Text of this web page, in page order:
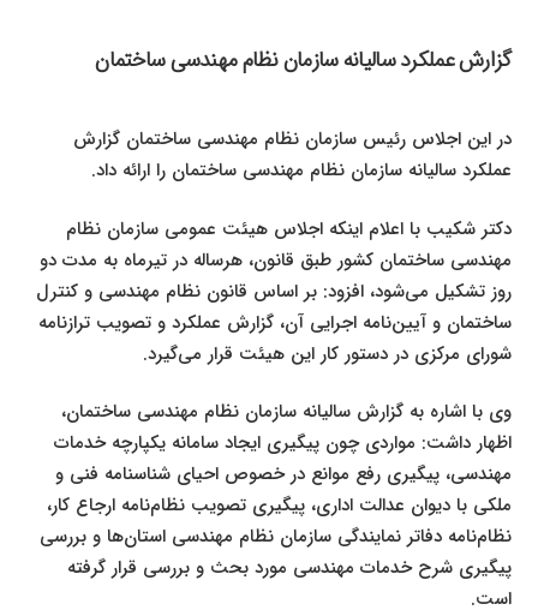
گزارش عملکرد سالیانه سازمان نظام مهندسی ساختمان
در این اجلاس رئیس سازمان نظام مهندسی ساختمان گزارش
عملکرد سالیانه سازمان نظام مهندسی ساختمان را ارائه داد.
دکتر شکیب با اعلام اینکه اجلاس هیئت عمومی سازمان نظام
مهندسی ساختمان کشور طبق قانون، هرساله در تیرماه به مدت دو
روز تشکیل می‌شود، افزود: بر اساس قانون نظام مهندسی و کنترل
ساختمان و آیین‌نامه اجرایی آن، گزارش عملکرد و تصویب ترازنامه
شورای مرکزی در دستور کار این هیئت قرار می‌گیرد.
وی با اشاره به گزارش سالیانه سازمان نظام مهندسی ساختمان،
اظهار داشت: مواردی چون پیگیری ایجاد سامانه یکپارچه خدمات
مهندسی، پیگیری رفع موانع در خصوص احیای شناسنامه فنی و
ملکی با دیوان عدالت اداری، پیگیری تصویب نظام‌نامه ارجاع کار،
نظام‌نامه دفاتر نمایندگی سازمان نظام مهندسی استان‌ها و بررسی
پیگیری شرح خدمات مهندسی مورد بحث و بررسی قرار گرفته
است.